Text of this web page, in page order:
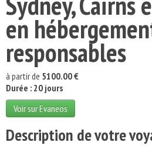
en
responsables
à partir de 5100.00 €
Durée : 20 jours
Voir sur Evaneos
Description de votre